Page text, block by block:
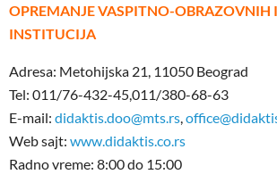
OPREMANJE VASPITNO-OBRAZOVNIH
INSTITUCIJA
Adresa: Metohijska 21, 11050 Beograd
Tel: 011/76-432-45,011/380-68-63
E-mail: didaktis.doo@mts.rs,
Web sajt: www.didaktis.co.rs
Radno vreme: 8:00 do 15:00